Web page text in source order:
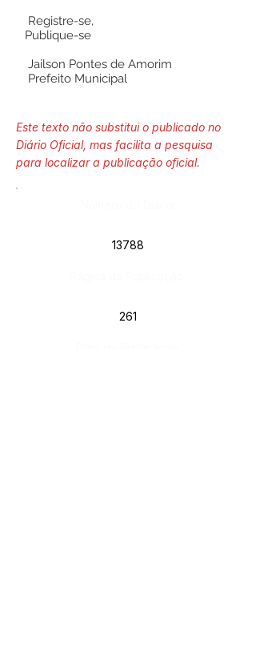
Registre-se,
Publique-se
Jailson Pontes de Amorim
Prefeito Municipal
Este texto não substitui o publicado no
Diário Oficial, mas facilita a pesquisa
para localizar a publicação oficial.
13788
261